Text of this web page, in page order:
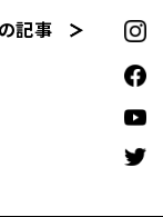
記事